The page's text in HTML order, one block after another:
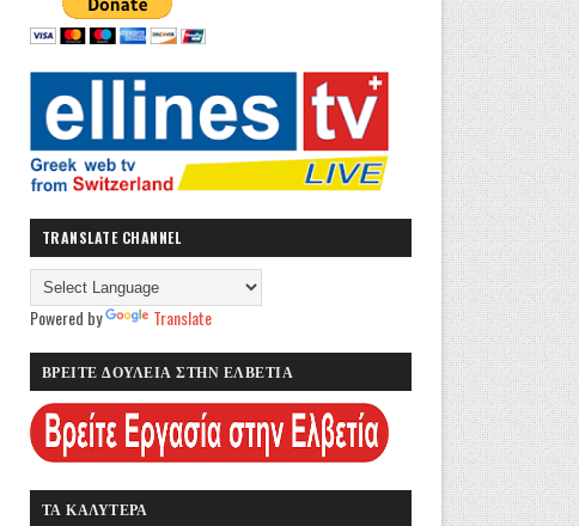
TRANSLATE CHANNEL
Powered by Translate
ΒΡΕΙΤΕ ΔΟΥΛΕΙΑ ΣΤΗΝ ΕΛΒΕΤΙΑ
ΤΑ ΚΑΛΥΤΕΡΑ